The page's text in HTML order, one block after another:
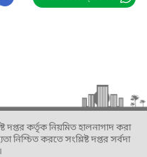
দপ্তর কর্তৃক নিয়মিত হালনাগাদ করা
নিশ্চিত করতে সংশ্লিষ্ট দপ্তর সর্বদা